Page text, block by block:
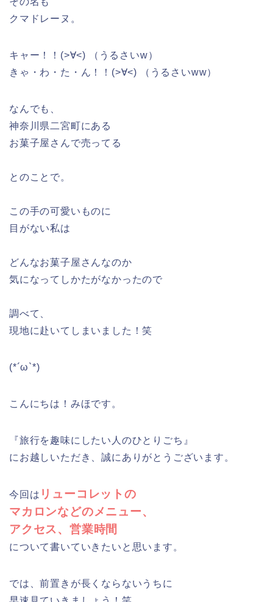
クマドレーヌ。
キャー！！(>∀<) （うるさいw）
きゃ・わ・た・ん！！(>∀<) （うるさいww）
なんでも、
神奈川県二宮町にある
お菓子屋さんで売ってる
とのことで。
この手の可愛いものに
目がない私は
どんなお菓子屋さんなのか
気になってしかたがなかったので
調べて、
現地に赴いてしまいました！笑
(*´ω`*)
こんにちは！みほです。
『旅行を趣味にしたい人のひとりごち』
にお越しいただき、誠にありがとうございます。
今回は リューコレットの
マカロンなどのメニュー、
アクセス、営業時間
について書いていきたいと思います。
では、前置きが長くならないうちに